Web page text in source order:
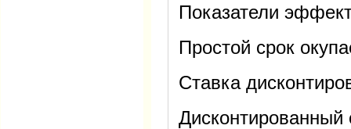
Показатели
Простой срок
Ставка
Дисконтированный